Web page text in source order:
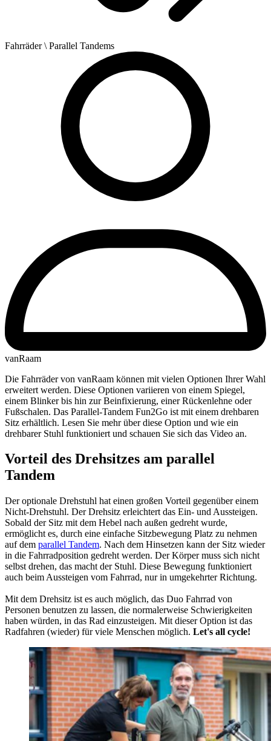
Fahrräder\ Parallel Tandems
vanRaam
Die Fahrräder von vanRaam können mit vielen Optionen Ihrer Wahl
erweitert werden. Diese Optionen variieren von einem Spiegel,
einem Blinker bis hin zur Beinfixierung, einer Rückenlehne oder
Fußschalen. Das Parallel-Tandem Fun2Go ist mit einem drehbaren
Sitz erhältlich. Lesen Sie mehr über diese Option und wie ein
drehbarer Stuhl funktioniert und schauen Sie sich das Video an.
Vorteil des Drehsitzes am parallel
Tandem
Der optionale Drehstuhl hat einen großen Vorteil gegenüber einem
Nicht-Drehstuhl. Der Drehsitz erleichtert das Ein- und Aussteigen.
Sobald der Sitz mit dem Hebel nach außen gedreht wurde,
ermöglicht es, durch eine einfache Sitzbewegung Platz zu nehmen
auf dem parallel Tandem. Nach dem Hinsetzen kann der Sitz wieder
in die Fahrradposition gedreht werden. Der Körper muss sich nicht
selbst drehen, das macht der Stuhl. Diese Bewegung funktioniert
auch beim Aussteigen vom Fahrrad, nur in umgekehrter Richtung.
Mit dem Drehsitz ist es auch möglich, das Duo Fahrrad von
Personen benutzen zu lassen, die normalerweise Schwierigkeiten
haben würden, in das Rad einzusteigen. Mit dieser Option ist das
Radfahren (wieder) für viele Menschen möglich. Let's all cycle!